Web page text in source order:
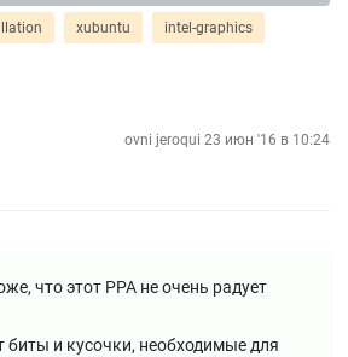
xubuntu intel-graphics
ovni jeroqui 23 июн '16 в 10:24
что этот PPA не очень радует
биты и кусочки, необходимые для